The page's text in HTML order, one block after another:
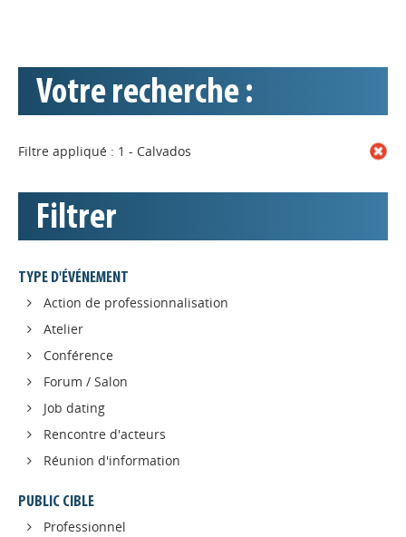
Votre recherche :
Filtre appliqué : 1 - Calvados
Filtrer
TYPE D'ÉVÉNEMENT
Action de professionnalisation
Atelier
Conférence
Forum / Salon
Job dating
Rencontre d'acteurs
Réunion d'information
PUBLIC CIBLE
Professionnel